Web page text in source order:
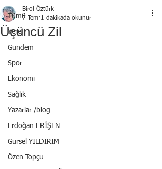
Tümü
Yerel
Gündem
Spor
Ekonomi
Sağlık
Yazarlar /blog
Erdoğan ERİŞEN
Gürsel YILDIRIM
Özen Topçu
Üçüncü Zil
Birol Öztürk
7 Tem 1 dakikada okunur